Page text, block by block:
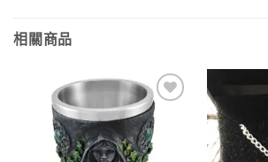
相關商品
Add to
wishlist